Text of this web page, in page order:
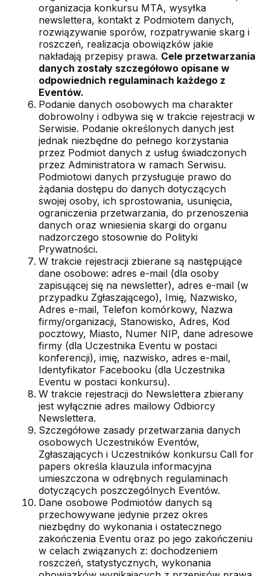
organizacja konkursu MTA, wysyłka
newslettera, kontakt z Podmiotem danych,
rozwiązywanie sporów, rozpatrywanie skarg i
roszczeń, realizacja obowiązków jakie
nakładają przepisy prawa. Cele przetwarzania
danych zostały szczegółowo opisane w
odpowiednich regulaminach każdego z
Eventów.
Podanie danych osobowych ma charakter
dobrowolny i odbywa się w trakcie rejestracji w
Serwisie. Podanie określonych danych jest
jednak niezbędne do pełnego korzystania
przez Podmiot danych z usług świadczonych
przez Administratora w ramach Serwisu.
Podmiotowi danych przysługuje prawo do
żądania dostępu do danych dotyczących
swojej osoby, ich sprostowania, usunięcia,
ograniczenia przetwarzania, do przenoszenia
danych oraz wniesienia skargi do organu
nadzorczego stosownie do Polityki
Prywatności.
W trakcie rejestracji zbierane są następujące
dane osobowe: adres e-mail (dla osoby
zapisującej się na newsletter), adres e-mail (w
przypadku Zgłaszającego), Imię, Nazwisko,
Adres e-mail, Telefon komórkowy, Nazwa
firmy/organizacji, Stanowisko, Adres, Kod
pocztowy, Miasto, Numer NIP, dane adresowe
firmy (dla Uczestnika Eventu w postaci
konferencji), imię, nazwisko, adres e-mail,
Identyfikator Facebooku (dla Uczestnika
Eventu w postaci konkursu).
W trakcie rejestracji do Newslettera zbierany
jest wyłącznie adres mailowy Odbiorcy
Newslettera.
Szczegółowe zasady przetwarzania danych
osobowych Uczestników Eventów,
Zgłaszających i Uczestników konkursu Call for
papers określa klauzula informacyjna
umieszczona w odrębnych regulaminach
dotyczących poszczególnych Eventów.
Dane osobowe Podmiotów danych są
przechowywane jedynie przez okres
niezbędny do wykonania i ostatecznego
zakończenia Eventu oraz po jego zakończeniu
w celach związanych z: dochodzeniem
roszczeń, statystycznych, wykonania